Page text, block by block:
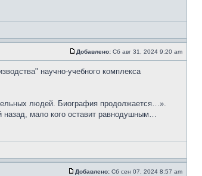
Добавлено: Сб авг 31, 2024 9:20 am
научно-учебного комплекса
людей. Биография продолжается…».
назад, мало кого оставит равнодушным…
Добавлено: Сб сен 07, 2024 8:57 am